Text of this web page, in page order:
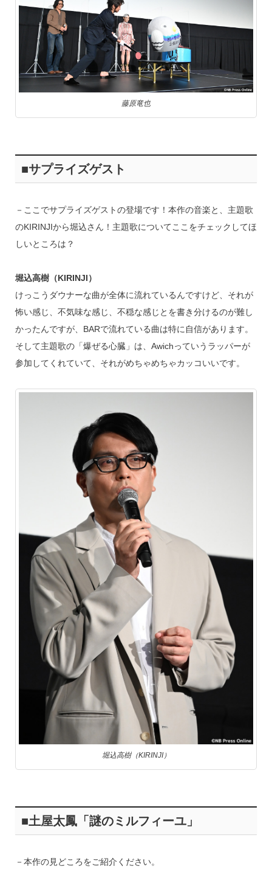
藤原竜也
■サプライズゲスト
－ここでサプライズゲストの登場です！本作の音楽と、主題歌
のKIRINJIから堀込さん！主題歌についてここをチェックしてほ
しいところは？
堀込高樹（KIRINJI）
けっこうダウナーな曲が全体に流れているんですけど、それが
怖い感じ、不気味な感じ、不穏な感じとを書き分けるのが難し
かったんですが、BARで流れている曲は特に自信があります。
そして主題歌の「爆ぜる心臓」は、Awichっていうラッパーが
参加してくれていて、それがめちゃめちゃカッコいいです。
堀込高樹（KIRINJI）
■土屋太鳳「謎のミルフィーユ」
－本作の見どころをご紹介ください。